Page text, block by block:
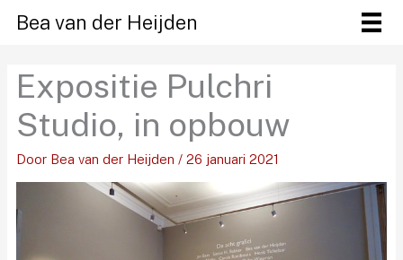
naar
inhoud
Bea van der Heijden
Expositie Pulchri
Studio, in opbouw
Door Bea van der Heijden / 26 januari 2021